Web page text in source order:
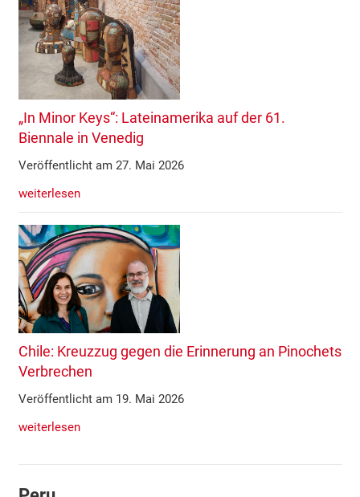
„In Minor Keys“: Lateinamerika auf der 61.
Biennale in Venedig
Veröffentlicht am 27. Mai 2026
weiterlesen
Chile: Kreuzzug gegen die Erinnerung an Pinochets
Verbrechen
Veröffentlicht am 19. Mai 2026
weiterlesen